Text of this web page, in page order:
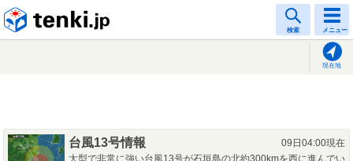
検索 メニュー
現在地
台風13号情報
09日04:00現在
大型で非常に強い台風13号が石垣島の北約300kmを西に進んでい